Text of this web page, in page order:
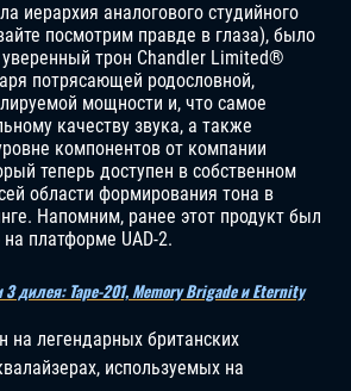
иерархия аналогового студийного
посмотрим правде в глаза), было
трон Chandler Limited®
потрясающей родословной,
мощности и, что самое
качеству звука, а также
компонентов от компании
теперь доступен в собственном
области формирования тона в
Напомним, ранее этот продукт был
платформе UAD-2.
дилея: Tape-201, Memory Brigade и Eternity
на легендарных британских
используемых на